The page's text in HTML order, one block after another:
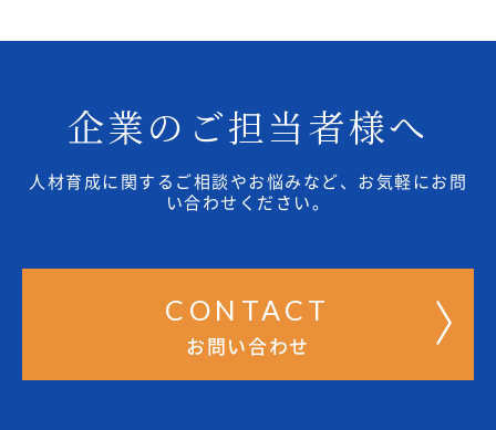
企業のご担当者様へ
人材育成に関するご相談やお悩みなど、お気軽にお問
い合わせください。
CONTACT
お問い合わせ